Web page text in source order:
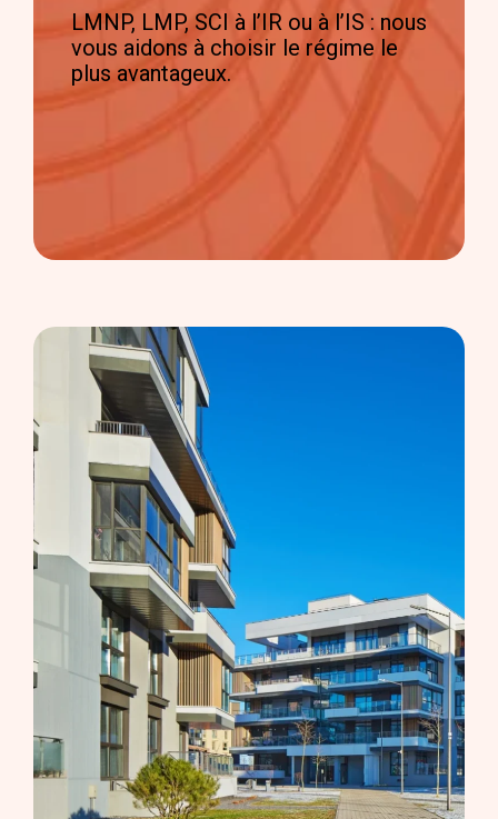
LMNP, LMP, SCI à l’IR ou à l’IS : nous
vous aidons à choisir le régime le
plus avantageux.